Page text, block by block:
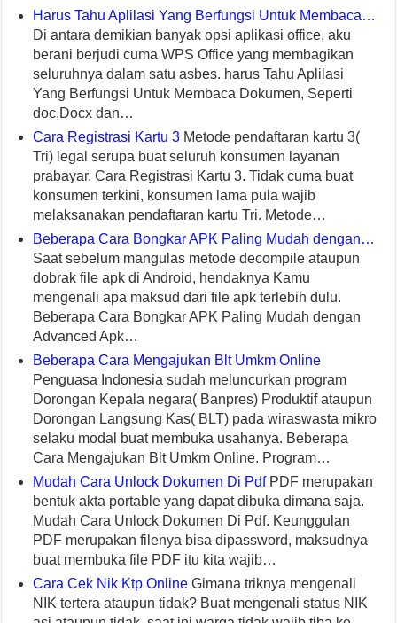
Harus Tahu Aplilasi Yang Berfungsi Untuk Membaca…
Di antara demikian banyak opsi aplikasi office, aku
berani berjudi cuma WPS Office yang membagikan
seluruhnya dalam satu asbes. harus Tahu Aplilasi
Yang Berfungsi Untuk Membaca Dokumen, Seperti
doc,Docx dan…
Cara Registrasi Kartu 3 Metode pendaftaran kartu 3(
Tri) legal serupa buat seluruh konsumen layanan
prabayar. Cara Registrasi Kartu 3. Tidak cuma buat
konsumen terkini, konsumen lama pula wajib
melaksanakan pendaftaran kartu Tri. Metode…
Beberapa Cara Bongkar APK Paling Mudah dengan…
Saat sebelum mangulas metode decompile ataupun
dobrak file apk di Android, hendaknya Kamu
mengenali apa maksud dari file apk terlebih dulu.
Beberapa Cara Bongkar APK Paling Mudah dengan
Advanced Apk…
Beberapa Cara Mengajukan Blt Umkm Online
Penguasa Indonesia sudah meluncurkan program
Dorongan Kepala negara( Banpres) Produktif ataupun
Dorongan Langsung Kas( BLT) pada wiraswasta mikro
selaku modal buat membuka usahanya. Beberapa
Cara Mengajukan Blt Umkm Online. Program…
Mudah Cara Unlock Dokumen Di PdfPDF merupakan
bentuk akta portable yang dapat dibuka dimana saja.
Mudah Cara Unlock Dokumen Di Pdf. Keunggulan
PDF merupakan filenya bisa dipassword, maksudnya
buat membuka file PDF itu kita wajib…
Cara Cek Nik Ktp Online Gimana triknya mengenali
NIK tertera ataupun tidak? Buat mengenali status NIK